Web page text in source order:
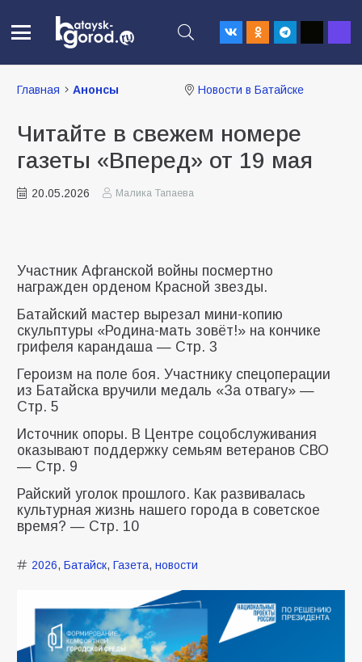
Главная Анонсы Новости в Батайске
Читайте в свежем номере
газеты «Вперед» от 19 мая
20.05.2026 Малика Тапаева
Участник Афганской войны посмертно
награжден орденом Красной звезды.
Батайский мастер вырезал мини-копию
скульптуры «Родина-мать зовёт!» на кончике
грифеля карандаша — Стр. 3
Героизм на поле боя. Участнику спецоперации
из Батайска вручили медаль «За отвагу» —
Стр. 5
Источник опоры. В Центре соцобслуживания
оказывают поддержку семьям ветеранов СВО
— Стр. 9
Райский уголок прошлого. Как развивалась
культурная жизнь нашего города в советское
время? — Стр. 10
2026, Батайск, Газета, новости